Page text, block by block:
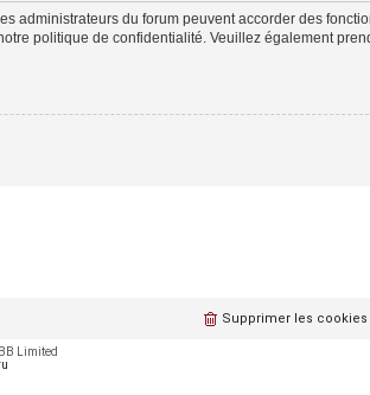
administrateurs du forum peuvent accorder des
politique de confidentialité. Veuillez également
Supprimer les cookies
Limited